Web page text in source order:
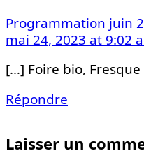
Programmation juin
mai 24, 2023 at 9:02
[…] Foire bio,
Répondre
Laisser un